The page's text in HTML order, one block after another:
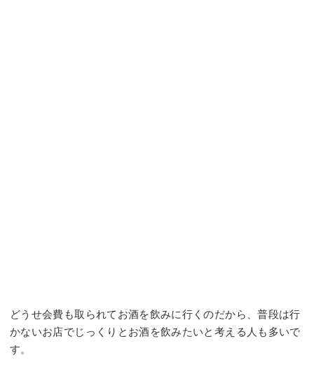
どうせ会費も取られてお酒を飲みに行くのだから、普段は行
かないお店でじっくりとお酒を飲みたいと考える人も多いで
す。